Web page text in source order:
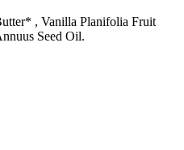
, Vanilla Planifolia Fruit
Seed Oil.